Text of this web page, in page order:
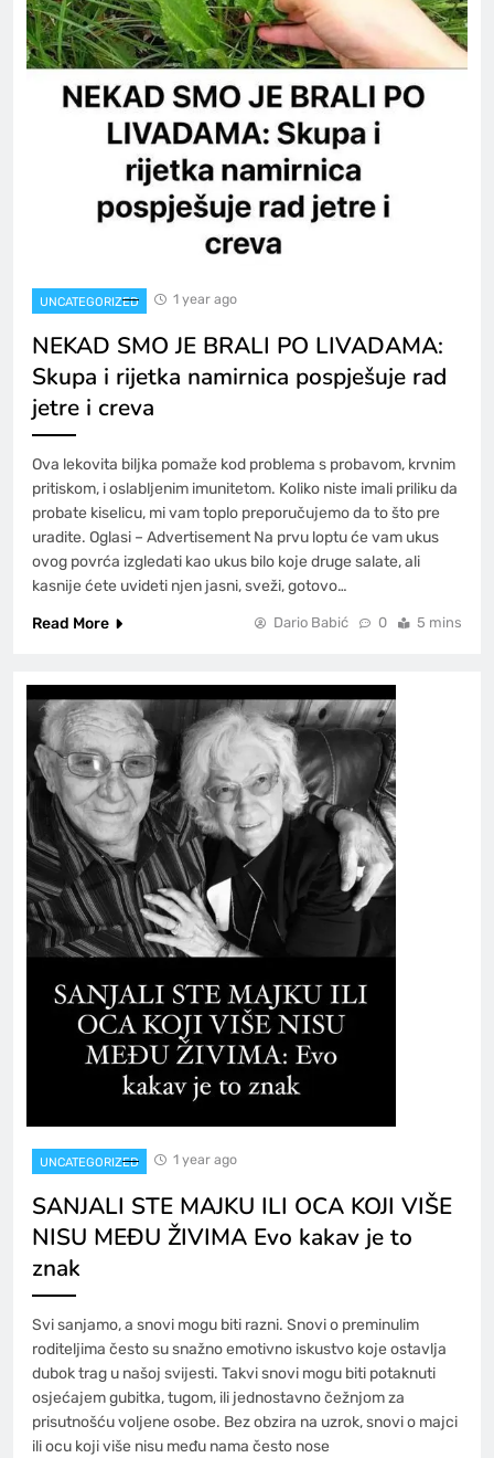
UNCATEGORIZED 1 year ago
NEKAD SMO JE BRALI PO LIVADAMA:
Skupa i rijetka namirnica pospješuje rad
jetre i creva
Ova lekovita biljka pomaže kod problema s probavom, krvnim
pritiskom, i oslabljenim imunitetom. Koliko niste imali priliku da
probate kiselicu, mi vam toplo preporučujemo da to što pre
uradite. Oglasi – Advertisement Na prvu loptu će vam ukus
ovog povrća izgledati kao ukus bilo koje druge salate, ali
kasnije ćete uvideti njen jasni, sveži, gotovo…
Read More
Dario Babić 0 5 mins
UNCATEGORIZED 1 year ago
SANJALI STE MAJKU ILI OCA KOJI VIŠE
NISU MEĐU ŽIVIMA Evo kakav je to
znak
Svi sanjamo, a snovi mogu biti razni. Snovi o preminulim
roditeljima često su snažno emotivno iskustvo koje ostavlja
dubok trag u našoj svijesti. Takvi snovi mogu biti potaknuti
osjećajem gubitka, tugom, ili jednostavno čežnjom za
prisutnošću voljene osobe. Bez obzira na uzrok, snovi o majci
ili ocu koji više nisu među nama često nose